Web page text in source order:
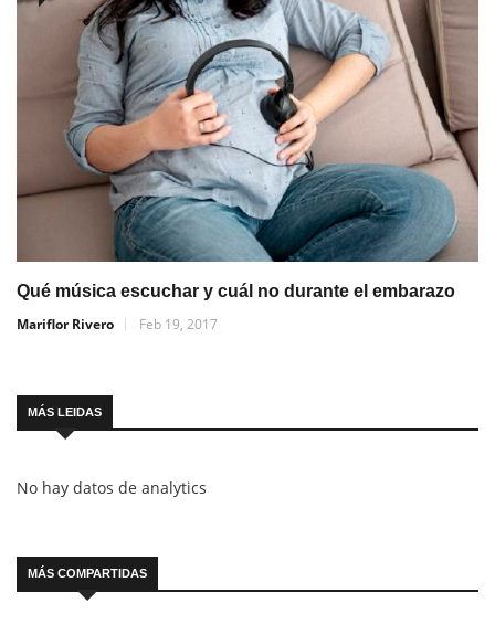
Qué música escuchar y cuál no durante el embarazo
Mariflor Rivero
Feb 19, 2017
MÁS LEIDAS
No hay datos de analytics
MÁS COMPARTIDAS